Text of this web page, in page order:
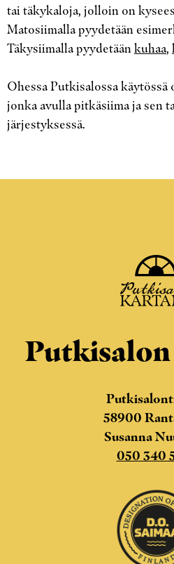
tai täkykaloja, jolloin on
Matosiimalla pyydetään
Täkysiimalla pyydetäänkuhaa,
Ohessa Putkisalossa
jonka avulla pitkäsiima ja sen
järjestyksessä.
58900
Susanna
050 340